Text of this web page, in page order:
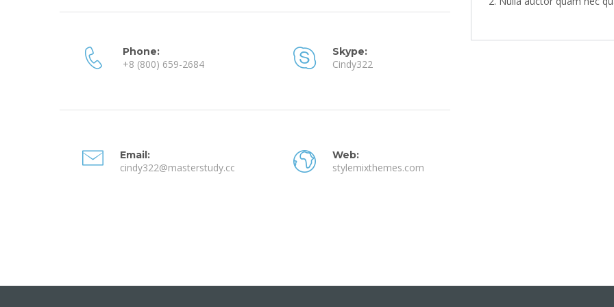
Phone:
+8 (800) 659-2684
Skype:
Cindy322
Email:
cindy322@masterstudy.com
Web:
stylemixthemes.com